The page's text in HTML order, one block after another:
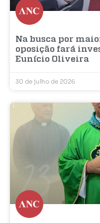
Na busca por
oposição fará
Eunício Oliveira
30 de julho de 2026